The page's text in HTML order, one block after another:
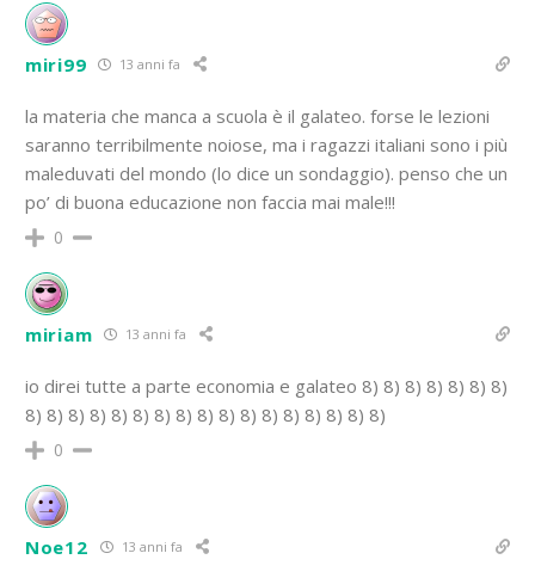
miri99 13 anni fa
la materia che manca a scuola è il galateo. forse le lezioni
saranno terribilmente noiose, ma i ragazzi italiani sono i più
maleduvati del mondo (lo dice un sondaggio). penso che un
po’ di buona educazione non faccia mai male!!!
0
miriam 13 anni fa
io direi tutte a parte economia e galateo 8) 8) 8) 8) 8) 8) 8)
8) 8) 8) 8) 8) 8) 8) 8) 8) 8) 8) 8) 8) 8) 8) 8) 8)
0
Noe12 13 anni fa